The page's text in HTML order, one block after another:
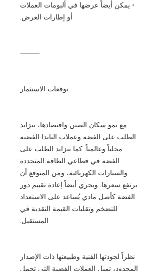
• يمكن أيضاً عرضها في ألبومات العملات
أو إطارات العرض.
⸻
توقعات الاستثمار
مع نمو سكان الصين واقتصادها، يتزايد
الطلب على الفضة وعملات الباندا الفضية
محلياً وعالمياً. كما يتزايد الطلب على
الفضة في قطاعي الطاقة المتجددة
والسيارات الكهربائية، ومن المتوقع أن
يرتفع سعرها. ويجري أيضاً إعادة تقييم دور
الفضة كأصل مادي يُساعد على الاستعداد
للتضخم وتقلبات القيمة النقدية في
المستقبل.
نظراً لجودتها الفنية وطبيعتها ذات الإصدار
المحدود، تميل العملات الفضية التي تحمل